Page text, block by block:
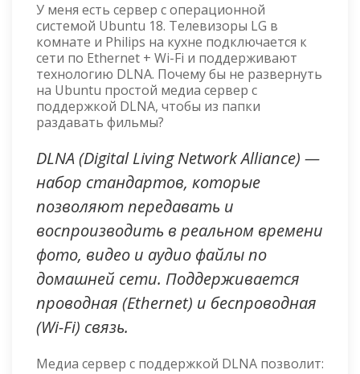
У меня есть сервер с операционной
системой Ubuntu 18. Телевизоры LG в
комнате и Philips на кухне подключается к
сети по Ethernet + Wi-Fi и поддерживают
технологию DLNA. Почему бы не развернуть
на Ubuntu простой медиа сервер с
поддержкой DLNA, чтобы из папки
раздавать фильмы?
DLNA (Digital Living Network Alliance) —
набор стандартов, которые
позволяют передавать и
воспроизводить в реальном времени
фото, видео и аудио файлы по
домашней сети. Поддерживается
проводная (Ethernet) и беспроводная
(Wi-Fi) связь.
Медиа сервер с поддержкой DLNA позволит: